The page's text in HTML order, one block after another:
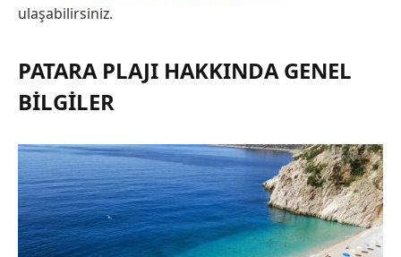
ulaşabilirsiniz.
PATARA PLAJI HAKKINDA GENEL
BILGILER